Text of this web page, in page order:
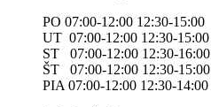
PO 07:00-12:00 12:30-15:00
UT 07:00-12:00 12:30-15:00
ST 07:00-12:00 12:30-16:00
ŠT 07:00-12:00 12:30-15:00
PIA 07:00-12:00 12:30-14:00